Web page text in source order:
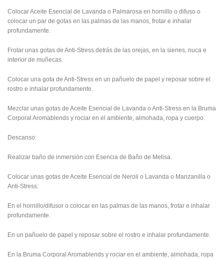
Colocar Aceite Esencial de Lavanda o Palmarosa en hornillo o difuso o
colocar un par de gotas en las palmas de las manos, frotar e inhalar
profundamente.
Frotar unas gotas de Anti-Stress detrás de las orejas, en la sienes, nuca e
interior de muñecas.
Colocar una gota de Anti-Stress en un pañuelo de papel y reposar sobre el
rostro e inhalar profundamente.
Mezclar unas gotas de Aceite Esencial de Lavanda o Anti-Stress en la Bruma
Corporal Aromablends y rociar en el ambiente, almohada, ropa y cuerpo.
Descanso:
Realizar baño de inmersión con Esencia de Baño de Melisa.
Colocar unas gotas de Aceite Esencial de Neroli o Lavanda o Manzanilla o
Anti-Stress:
En el hornillo/difusor o colocar en las palmas de las manos, frotar e inhalar
profundamente.
En un pañuelo de papel y reposar sobre el rostro e inhalar profundamente.
En la Bruma Corporal Aromablends y rociar en el ambiente, almohada, ropa